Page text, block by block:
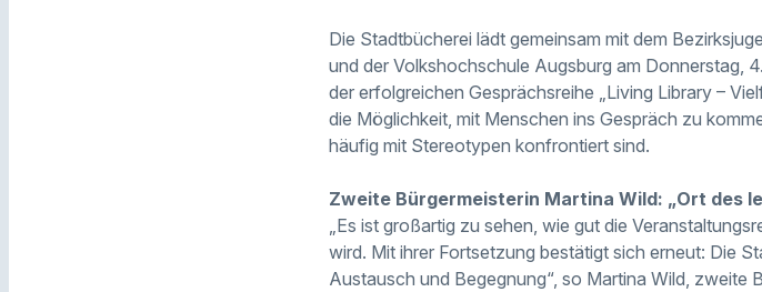
Die Stadtbücherei lädt gemeinsam mit dem
und der Volkshochschule Augsburg am Donnerstag,
der erfolgreichen Gesprächsreihe „Living Library –
die Möglichkeit, mit Menschen ins Gespräch zu
häufig mit Stereotypen konfrontiert sind.
Zweite Bürgermeisterin Martina Wild: „Ort des
„Es ist großartig zu sehen, wie gut die
wird. Mit ihrer Fortsetzung bestätigt sich erneut: Die
Austausch und Begegnung“, so Martina Wild, zweite